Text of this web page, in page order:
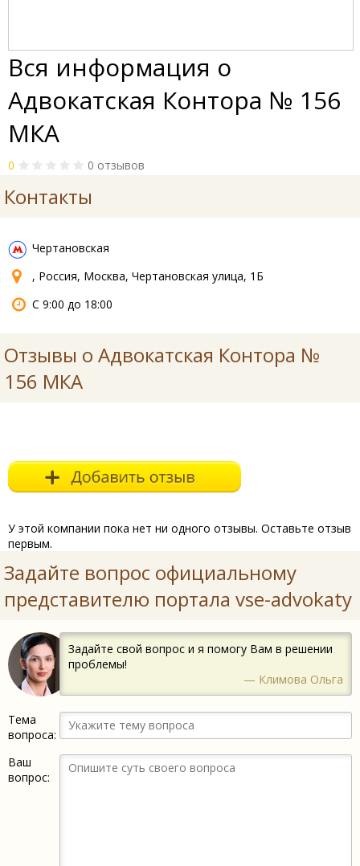
Вся информация о
Адвокатская Контора № 156
МКА
0 0 отзывов
Контакты
Чертановская
, Россия, Москва, Чертановская улица, 1Б
С 9:00 до 18:00
Отзывы о Адвокатская Контора №
156 МКА
У этой компании пока нет ни одного отзывы. Оставьте отзыв
первым.
Задайте вопрос официальному
представителю портала vse-advokaty
Задайте свой вопрос и я помогу Вам в решении
проблемы!
— Климова Ольга
Тема
вопроса:
Ваш
вопрос: